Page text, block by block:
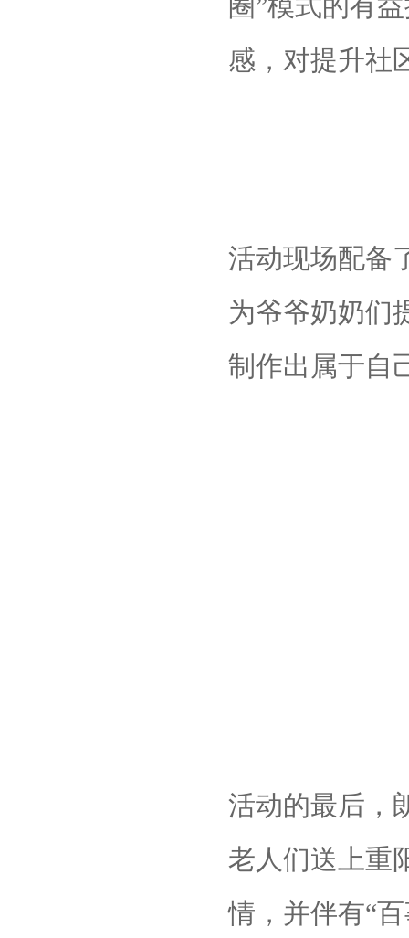
感，对提升社
活动现场配备
为爷爷奶奶们
制作出属于自
活动的最后，
老人们送上重
情，并伴有“